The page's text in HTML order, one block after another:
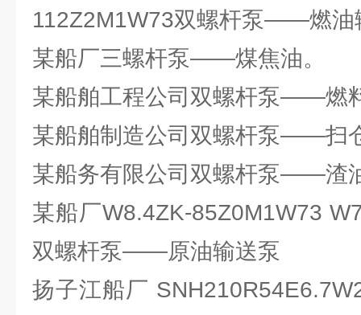
112Z2M1W73双螺杆泵——燃油
某船厂三螺杆泵——煤焦油。
某船舶工程公司双螺杆泵——燃
某船舶制造公司双螺杆泵——扫
某船务有限公司双螺杆泵——渣
某船厂W8.4ZK-85Z0M1W73
双螺杆泵——原油输送泵
扬子江船厂